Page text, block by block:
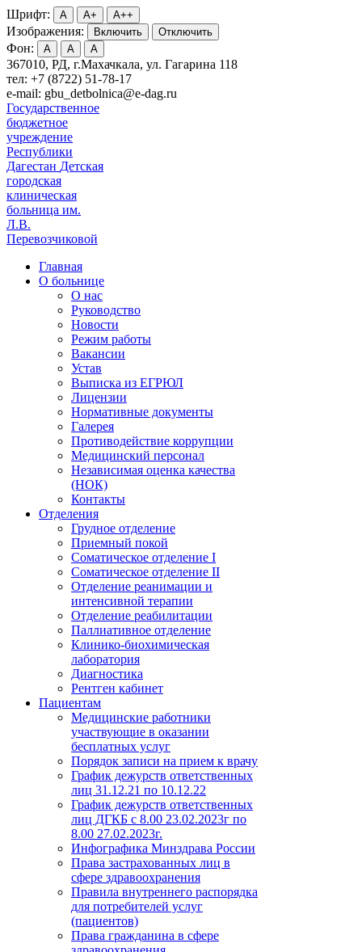
Шрифт: A A+ A++
Изображения: Включить Отключить
Фон: A A A
367010, РД, г.Махачкала, ул. Гагарина 118
тел: +7 (8722) 51-78-17
e-mail: gbu_detbolnica@e-dag.ru
Государственное
бюджетное
учреждение
Республики
Дагестан Детская
городская
клиническая
больница им.
Л.В.
Перевозчиковой
Главная
О больнице
О нас
Руководство
Новости
Режим работы
Вакансии
Устав
Выписка из ЕГРЮЛ
Лицензии
Нормативные документы
Галерея
Противодействие коррупции
Медицинский персонал
Независимая оценка качества
(НОК)
Контакты
Отделения
Грудное отделение
Приемный покой
Соматическое отделение I
Соматическое отделение II
Отделение реанимации и
интенсивной терапии
Отделение реабилитации
Паллиативное отделение
Клинико-биохимическая
лаборатория
Диагностика
Рентген кабинет
Пациентам
Медицинские работники
участвующие в оказании
бесплатных услуг
Порядок записи на прием к врачу
График дежурств ответственных
лиц 31.12.21 по 10.12.22
График дежурств ответственных
лиц ДГКБ с 8.00 23.02.2023г по
8.00 27.02.2023г.
Инфографика Минздрава России
Права застрахованных лиц в
сфере здравоохранения
Правила внутреннего распорядка
для потребителей услуг
(пациентов)
Права гражданина в сфере